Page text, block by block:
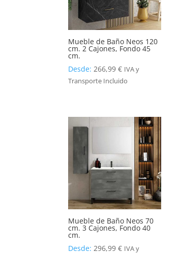
Mueble de Baño Neos 120
cm. 2 Cajones, Fondo 45
cm.
Desde:266,99€ IVA y
Transporte Incluido
Mueble de Baño Neos 70
cm. 3 Cajones, Fondo 40
cm.
Desde:296,99€ IVA y